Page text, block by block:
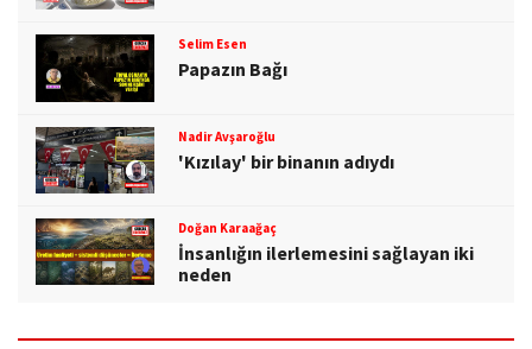
Selim Esen
Papazın Bağı
Nadir Avşaroğlu
'Kızılay' bir binanın adıydı
Doğan Karaağaç
İnsanlığın ilerlemesini sağlayan iki
neden